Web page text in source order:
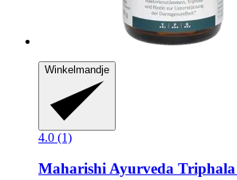
Winkelmandje
4.0 (1)
Maharishi Ayurveda Triphala